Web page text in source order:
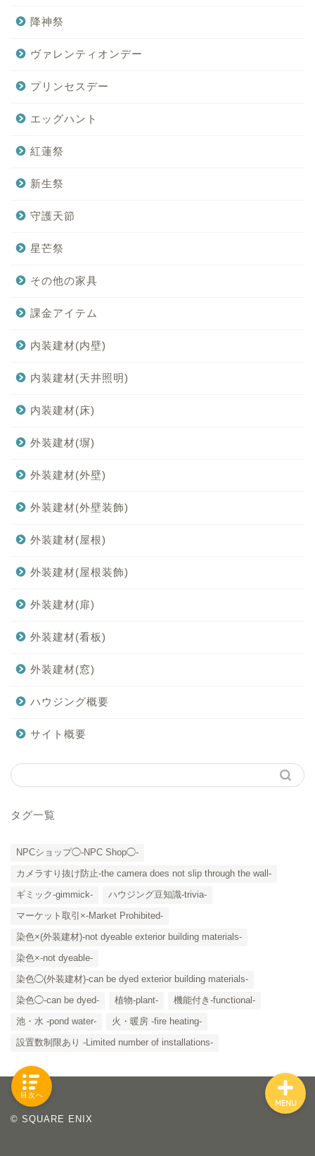
降神祭
ヴァレンティオンデー
プリンセスデー
エッグハント
紅蓮祭
新生祭
守護天節
星芒祭
その他の家具
課金アイテム
内装建材(内壁)
内装建材(天井照明)
内装建材(床)
外装建材(塀)
外装建材(外壁)
外装建材(外壁装飾)
外装建材(屋根)
外装建材(屋根装飾)
外装建材(扉)
外装建材(看板)
外装建材(窓)
ハウジング概要
サイト概要
タグ一覧
NPCショップ◯-NPC Shop◯-
カメラすり抜け防止-the camera does not slip through the wall-
ギミック-gimmick-
ハウジング豆知識-trivia-
マーケット取引×-Market Prohibited-
染色×(外装建材)-not dyeable exterior building materials-
染色×-not dyeable-
染色◯(外装建材)-can be dyed exterior building materials-
染色◯-can be dyed-
植物-plant-
機能付き-functional-
池・水 -pond water-
火・暖房 -fire heating-
設置数制限あり -Limited number of installations-
© SQUARE ENIX
MENU
「カテゴリー」の一覧 -
ご要望はコチラから
目次へ